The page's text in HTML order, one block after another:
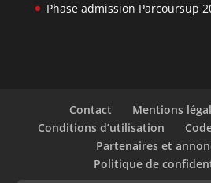
Phase admission Parcoursup
Contact Mentions
Conditions d’utilisation
Partenaires et
Politique de